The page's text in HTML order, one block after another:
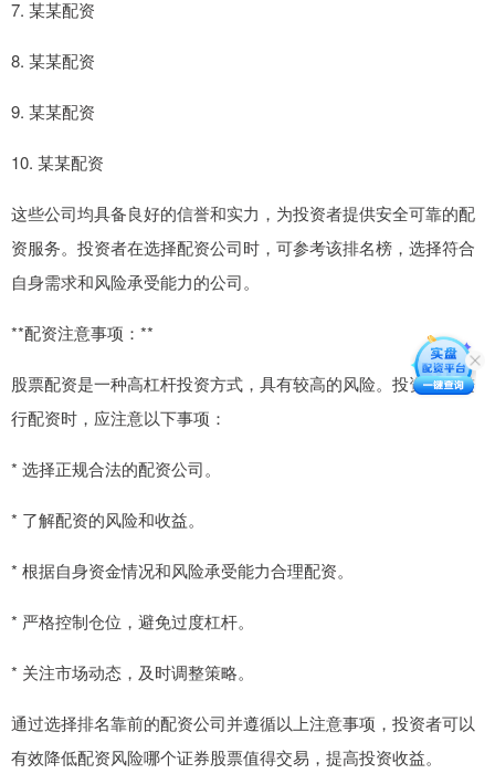
7. 某某配资
8. 某某配资
9. 某某配资
10. 某某配资
这些公司均具备良好的信誉和实力，为投资者提供安全可靠的配
资服务。投资者在选择配资公司时，可参考该排名榜，选择符合
自身需求和风险承受能力的公司。
**配资注意事项：**
股票配资是一种高杠杆投资方式，具有较高的风险。投资者在进
行配资时，应注意以下事项：
* 选择正规合法的配资公司。
* 了解配资的风险和收益。
* 根据自身资金情况和风险承受能力合理配资。
* 严格控制仓位，避免过度杠杆。
* 关注市场动态，及时调整策略。
通过选择排名靠前的配资公司并遵循以上注意事项，投资者可以
有效降低配资风险哪个证券股票值得交易，提高投资收益。